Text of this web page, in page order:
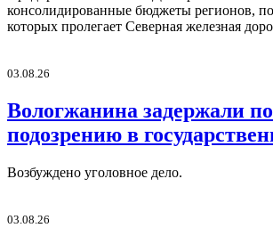
консолидированные бюджеты регионов,
которых пролегает Северная железная
03.08.26
Вологжанина задержали по
подозрению в
Возбуждено уголовное дело.
03.08.26